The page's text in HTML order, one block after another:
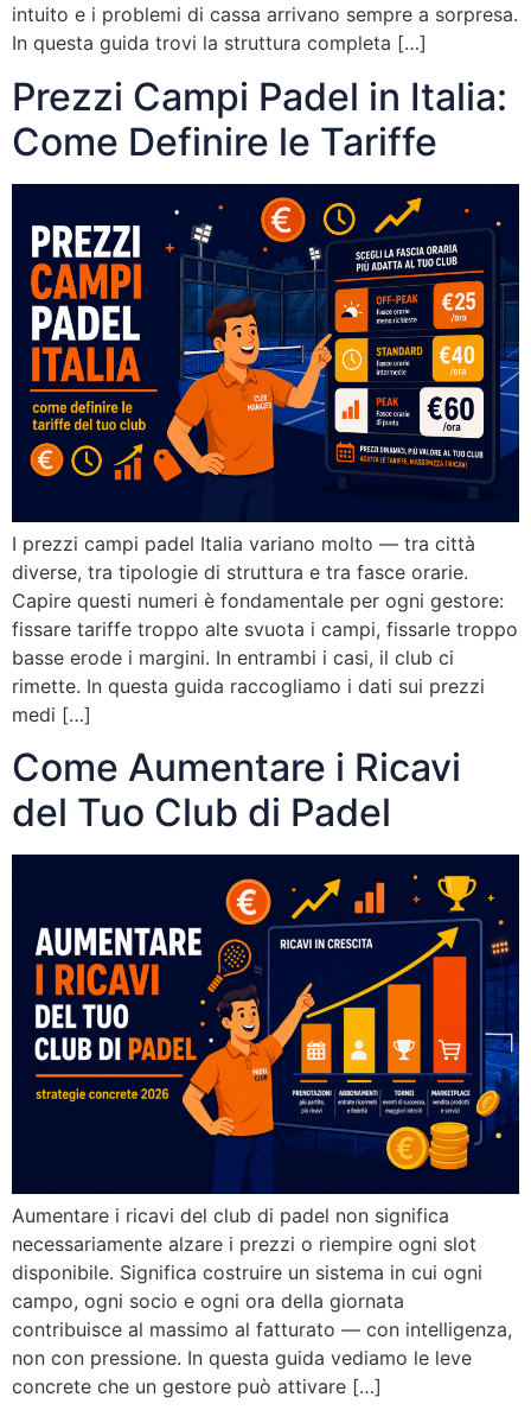
intuito e i problemi di cassa arrivano sempre a sorpresa.
In questa guida trovi la struttura completa […]
Prezzi Campi Padel in Italia:
Come Definire le Tariffe
I prezzi campi padel Italia variano molto — tra città
diverse, tra tipologie di struttura e tra fasce orarie.
Capire questi numeri è fondamentale per ogni gestore:
fissare tariffe troppo alte svuota i campi, fissarle troppo
basse erode i margini. In entrambi i casi, il club ci
rimette. In questa guida raccogliamo i dati sui prezzi
medi […]
Come Aumentare i Ricavi
del Tuo Club di Padel
Aumentare i ricavi del club di padel non significa
necessariamente alzare i prezzi o riempire ogni slot
disponibile. Significa costruire un sistema in cui ogni
campo, ogni socio e ogni ora della giornata
contribuisce al massimo al fatturato — con intelligenza,
non con pressione. In questa guida vediamo le leve
concrete che un gestore può attivare […]